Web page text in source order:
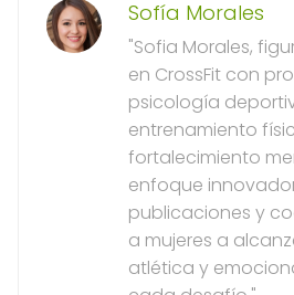
Sofía Morales
"Sofia Morales,
en CrossFit con
psicología
entrenamiento
fortalecimiento
enfoque
publicaciones y
a mujeres a
atlética y